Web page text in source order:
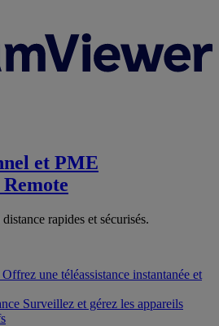
et PME
rapides et sécurisés.
Offrez une téléassistance instantanée et
Surveillez et gérez les appareils